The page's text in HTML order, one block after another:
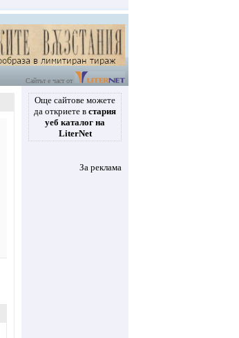
Сайтът е част от
Още сайтове можете
да откриете в стария
уеб каталог на
LiterNet
За реклама